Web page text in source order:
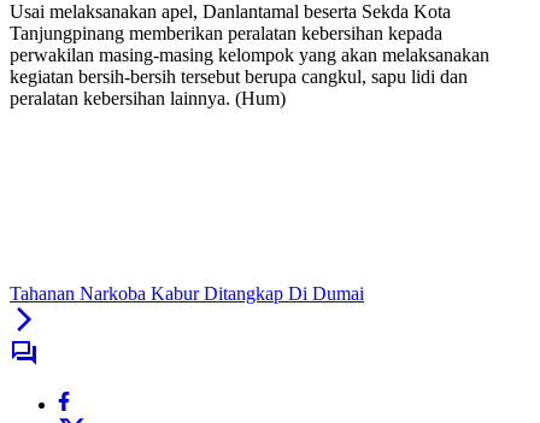
Usai melaksanakan apel, Danlantamal beserta Sekda Kota
Tanjungpinang memberikan peralatan kebersihan kepada
perwakilan masing-masing kelompok yang akan melaksanakan
kegiatan bersih-bersih tersebut berupa cangkul, sapu lidi dan
peralatan kebersihan lainnya. (Hum)
Tahanan Narkoba Kabur Ditangkap Di Dumai